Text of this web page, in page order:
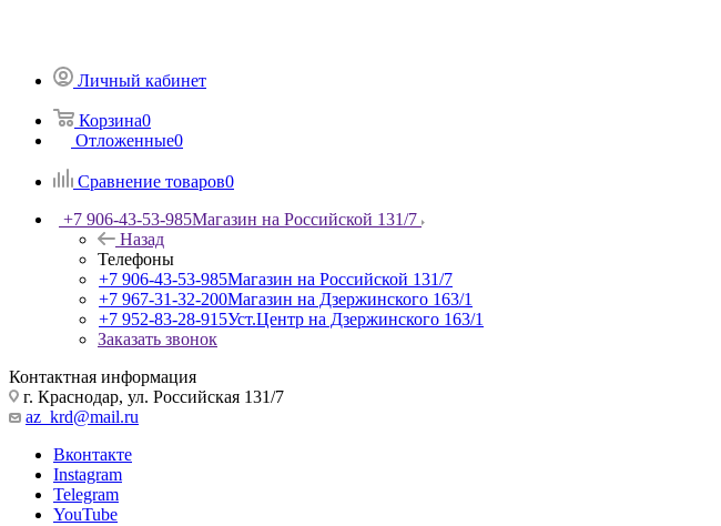
Личный кабинет
Корзина0
Отложенные0
Сравнение товаров0
+7 906-43-53-985Магазин на Российской 131/7
Назад
Телефоны
+7 906-43-53-985Магазин на Российской 131/7
+7 967-31-32-200Магазин на Дзержинского 163/1
+7 952-83-28-915Уст.Центр на Дзержинского 163/1
Заказать звонок
Контактная информация
г. Краснодар, ул. Российская 131/7
az_krd@mail.ru
Вконтакте
Instagram
Telegram
YouTube